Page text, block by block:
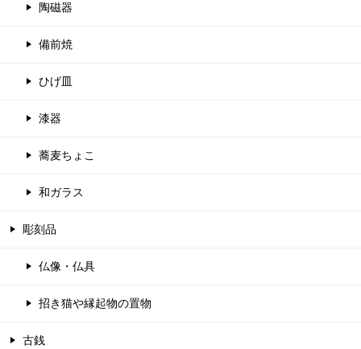
陶磁器
備前焼
ひげ皿
漆器
蕎麦ちょこ
和ガラス
彫刻品
仏像・仏具
招き猫や縁起物の置物
古銭